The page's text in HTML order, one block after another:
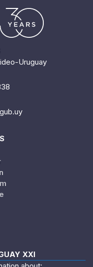
Uruguay
XXI